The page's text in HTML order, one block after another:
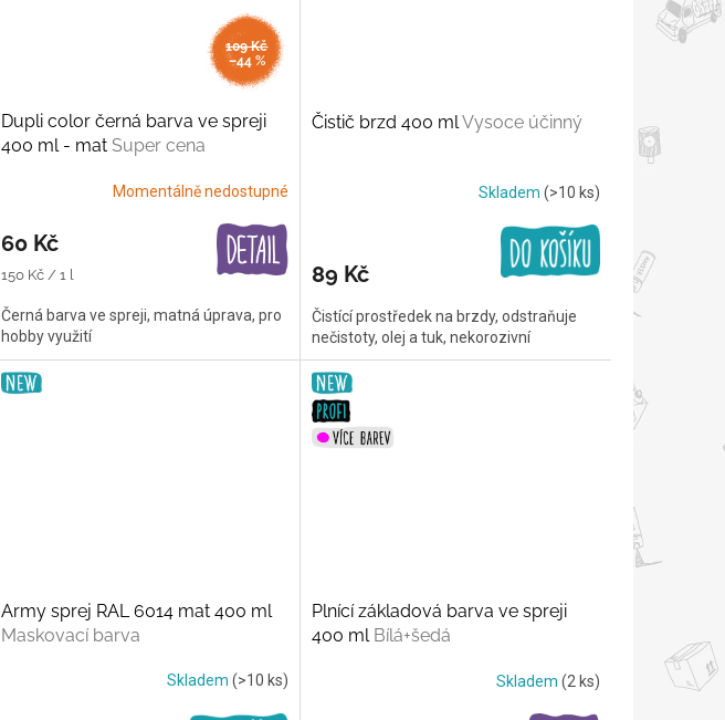
109 Kč
–44 %
Dupli color černá barva ve spreji
400 ml - mat Super cena
Momentálně nedostupné
60 Kč
Měrná
150 Kč / 1 l
Černá barva ve spreji, matná úprava, pro
hobby využití
Čistič brzd 400 mlVysoce účinný
Skladem (>10 ks)
89 Kč
Čistící prostředek na brzdy, odstraňuje
nečistoty, olej a tuk, nekorozivní
Army sprej RAL 6014 mat 400 ml
Maskovací barva
Skladem (>10 ks)
Plnící základová barva ve spreji
400 ml Bílá+šedá
Skladem (2 ks)